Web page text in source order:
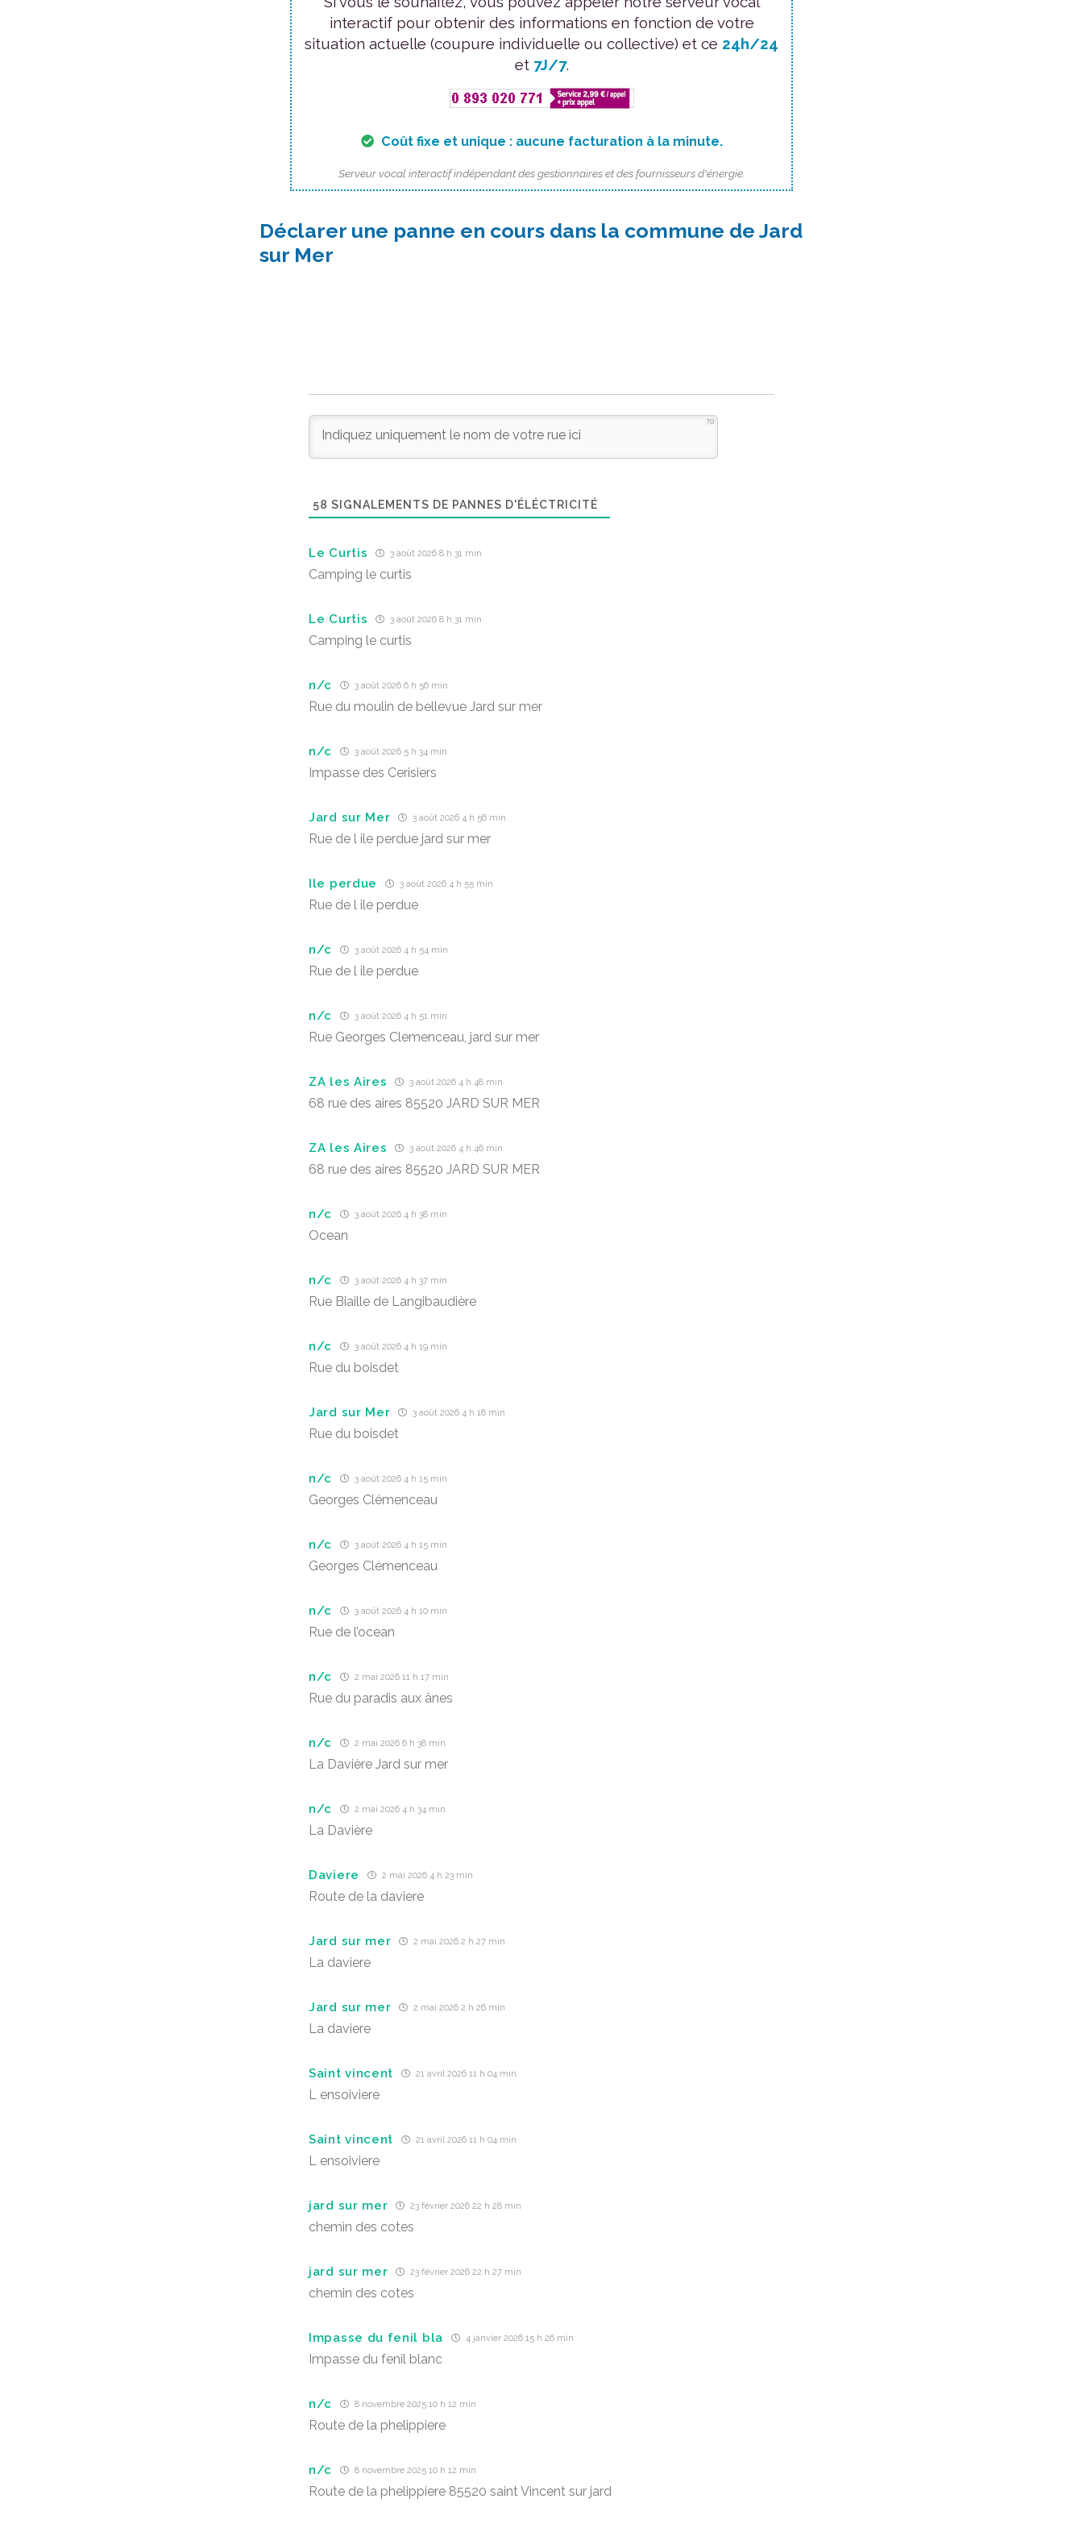
interactif pour obtenir des informations en fonction de votre
situation actuelle (coupure individuelle ou collective) et ce 24h/24
et 7J/7.
Coût fixe et unique : aucune facturation à la minute.
Serveur vocal interactif indépendant des gestionnaires et des fournisseurs d'énergie.
Déclarer une panne en cours dans la commune de Jard
sur Mer
70
58 SIGNALEMENTS DE PANNES D'ÉLÉCTRICITÉ
Le Curtis 3 août 2026 8 h 31 min
Camping le curtis
Le Curtis 3 août 2026 8 h 31 min
Camping le curtis
n/c 3 août 2026 6 h 56 min
Rue du moulin de bellevue Jard sur mer
n/c 3 août 2026 5 h 34 min
Impasse des Cerisiers
Jard sur Mer 3 août 2026 4 h 56 min
Rue de l ile perdue jard sur mer
Ile perdue 3 août 2026 4 h 55 min
Rue de l ile perdue
n/c 3 août 2026 4 h 54 min
Rue de l ile perdue
n/c 3 août 2026 4 h 51 min
Rue Georges Clemenceau, jard sur mer
ZA les Aires 3 août 2026 4 h 48 min
68 rue des aires 85520 JARD SUR MER
ZA les Aires 3 août 2026 4 h 46 min
68 rue des aires 85520 JARD SUR MER
n/c 3 août 2026 4 h 38 min
Ocean
n/c 3 août 2026 4 h 37 min
Rue Biaille de Langibaudière
n/c 3 août 2026 4 h 19 min
Rue du boisdet
Jard sur Mer 3 août 2026 4 h 18 min
Rue du boisdet
n/c 3 août 2026 4 h 15 min
Georges Clémenceau
n/c 3 août 2026 4 h 15 min
Georges Clémenceau
n/c 3 août 2026 4 h 10 min
Rue de l’ocean
n/c 2 mai 2026 11 h 17 min
Rue du paradis aux ânes
n/c 2 mai 2026 6 h 38 min
La Davière Jard sur mer
n/c 2 mai 2026 4 h 34 min
La Davière
Daviere 2 mai 2026 4 h 23 min
Route de la daviere
Jard sur mer 2 mai 2026 2 h 27 min
La daviere
Jard sur mer 2 mai 2026 2 h 26 min
La daviere
Saint vincent 21 avril 2026 11 h 04 min
L ensoiviere
Saint vincent 21 avril 2026 11 h 04 min
L ensoiviere
jard sur mer 23 février 2026 22 h 28 min
chemin des cotes
jard sur mer 23 février 2026 22 h 27 min
chemin des cotes
Impasse du fenil bla 4 janvier 2026 15 h 26 min
Impasse du fenil blanc
n/c 8 novembre 2025 10 h 12 min
Route de la phelippiere
n/c 8 novembre 2025 10 h 12 min
Route de la phelippiere 85520 saint Vincent sur jard